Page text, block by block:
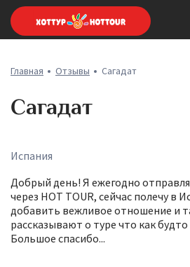
Главная Отзывы Сагадат
Сагадат
Испания
Добрый день! Я ежегодно
через HOT TOUR, сейчас полечу в
добавить вежливое отношение и
рассказывают о туре что как
Большое спасибо...